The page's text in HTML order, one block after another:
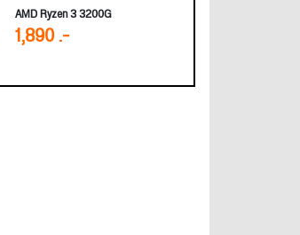
AMD Ryzen 3 3200G
1,890 .-